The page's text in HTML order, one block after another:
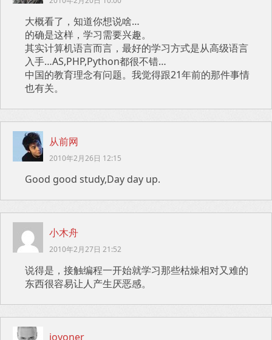
大概看了，知道你想说啥…
的确是这样，学习需要兴趣。
其实计算机语言而言，最好的学习方式是从高级语言
入手…AS,PHP,Python都很不错…
中国的教育理念有问题。我觉得跟21年前的那件事情
也有关。
从前网
2010年2月26日 12:15
Good good study,Day day up.
小木舟
2010年2月27日 21:52
说得是，接触编程一开始就学习那些枯燥相对又难的
东西很容易让人产生厌恶感。
joyoner